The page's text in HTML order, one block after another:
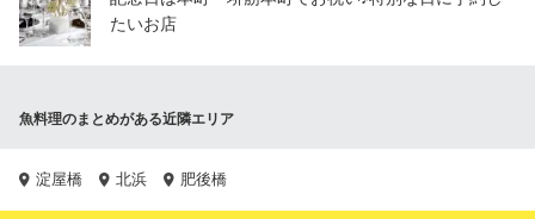
たいお店
魚料理のまとめがある近隣エリア
淀屋橋 北浜 肥後橋